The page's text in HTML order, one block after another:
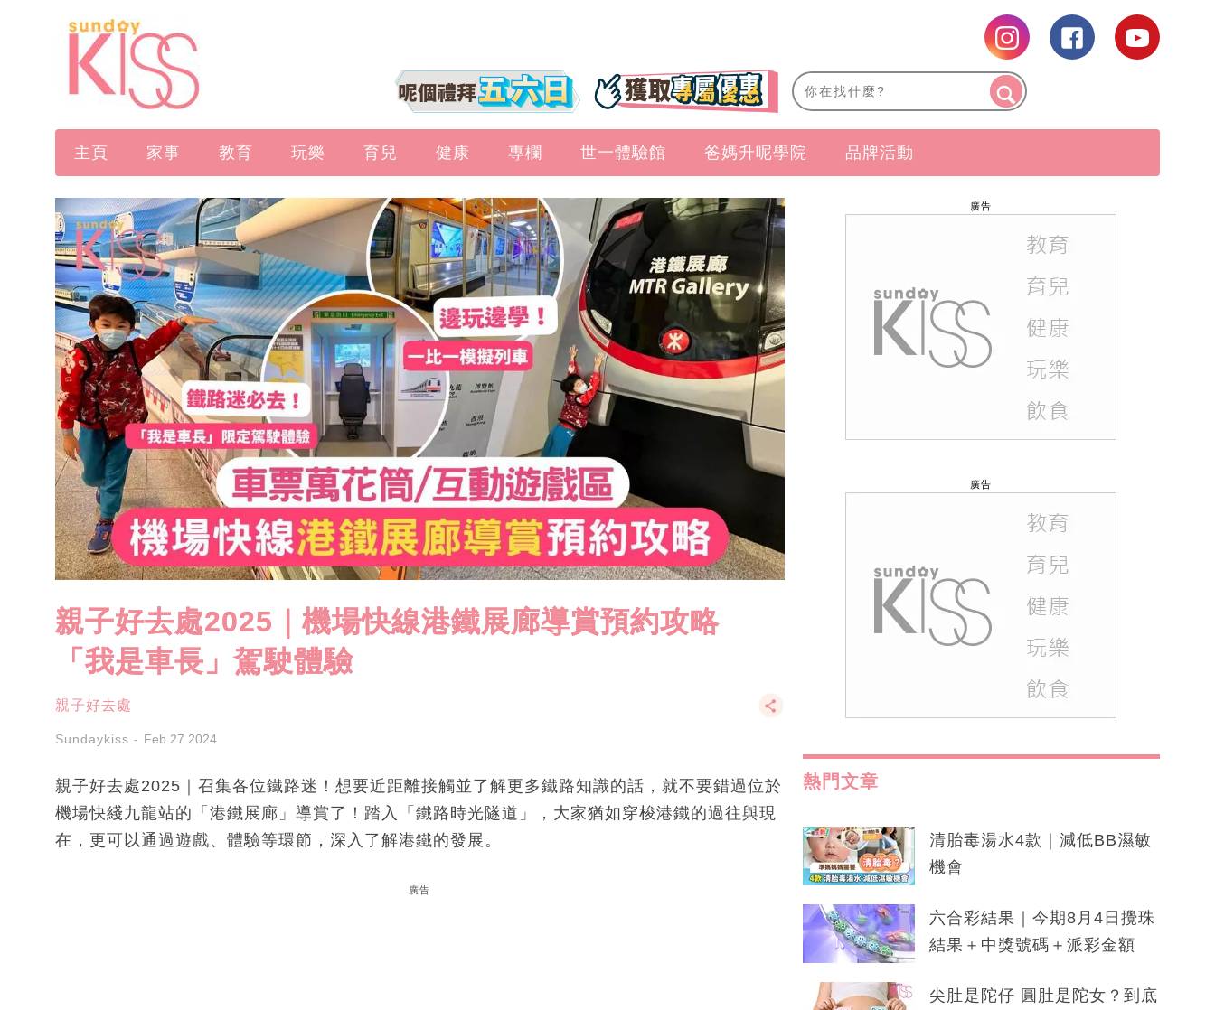
主頁 家事 教育 玩樂 育兒 健康 專欄 世一體驗館 爸媽升呢學院 品牌活動
親子好去處2025｜機場快線港鐵展廊導賞預約攻略
「我是車長」駕駛體驗
親子好去處
Sundaykiss Feb 27 2024
親子好去處2025｜召集各位鐵路迷！想要近距離接觸並了解更多鐵路知識的話，就不要錯過位於
機場快綫九龍站的「港鐵展廊」導賞了！踏入「鐵路時光隧道」，大家猶如穿梭港鐵的過往與現
在，更可以通過遊戲、體驗等環節，深入了解港鐵的發展。
廣告
廣告
廣告
熱門文章
清胎毒湯水4款｜減低BB濕敏
機會
六合彩結果｜今期8月4日攪珠
結果＋中獎號碼＋派彩金額
尖肚是陀仔 圓肚是陀女？到底